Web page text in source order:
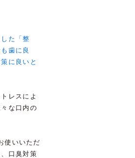
た「整
歯に良
に良いと
レスによ
な口内の
使いいただ
口臭対策